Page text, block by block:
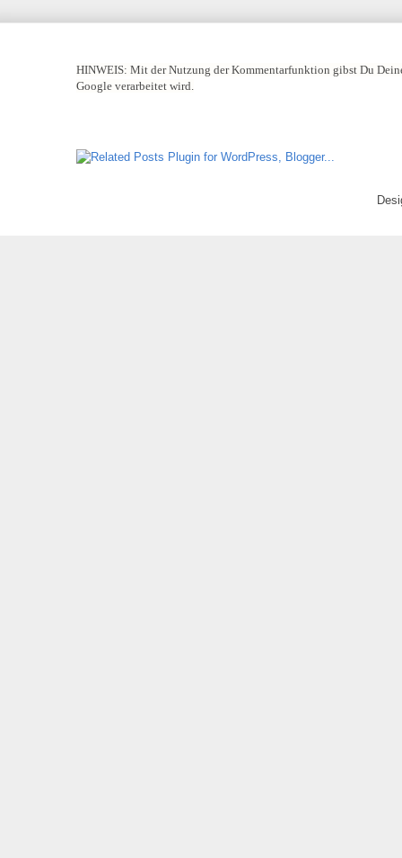
HINWEIS: Mit der Nutzung der Kommentarfunktion gibst Du
Google verarbeitet wird.